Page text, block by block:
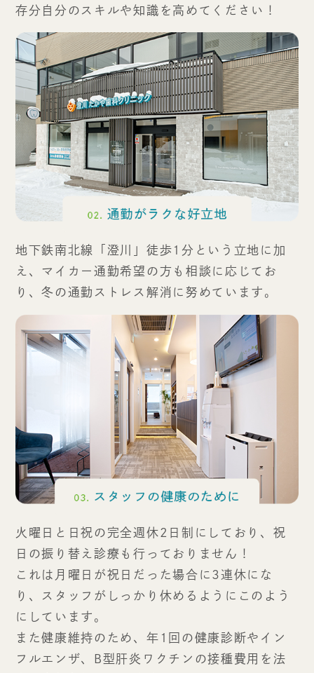
存分自分のスキルや知識を高めてください！
地下鉄南北線「澄川」徒歩1分という立地に加
え、マイカー通勤希望の方も相談に応じてお
り、冬の通勤ストレス解消に努めています。
火曜日と日祝の完全週休2日制にしており、祝
日の振り替え診療も行っておりません！
これは月曜日が祝日だった場合に3連休にな
り、スタッフがしっかり休めるようにこのよう
にしています。
また健康維持のため、年1回の健康診断やイン
フルエンザ、B型肝炎ワクチンの接種費用を法